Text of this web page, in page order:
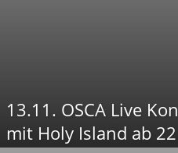
13.11. OSCA Live
mit Holy Island ab